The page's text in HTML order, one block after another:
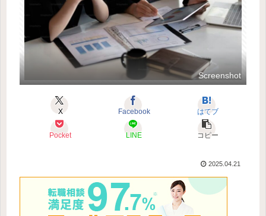
Screenshot
X Facebook はてブ
Pocket LINE コピー
2025.04.21